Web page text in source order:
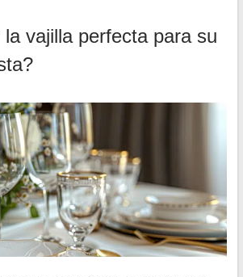
vajilla perfecta para su